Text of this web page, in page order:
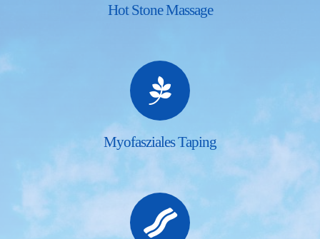
Hot Stone Massage
Myofasziales Taping